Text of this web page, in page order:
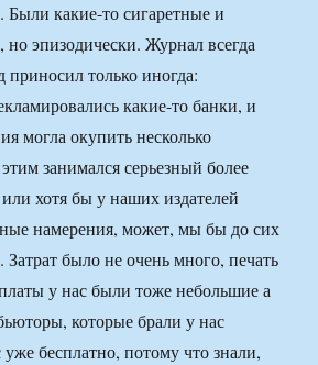
Были какие-то сигаретные и
эпизодически. Журнал всегда
приносил только иногда:
какие-то банки, и
могла окупить несколько
занимался серьезный более
хотя бы у наших издателей
намерения, может, мы бы до сих
Затрат было не очень много, печать
у нас были тоже небольшие а
которые брали у нас
бесплатно, потому что знали,